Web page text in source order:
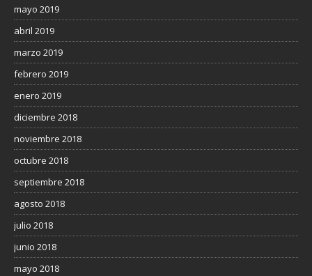
mayo 2019
abril 2019
marzo 2019
febrero 2019
enero 2019
diciembre 2018
noviembre 2018
octubre 2018
septiembre 2018
agosto 2018
julio 2018
junio 2018
mayo 2018